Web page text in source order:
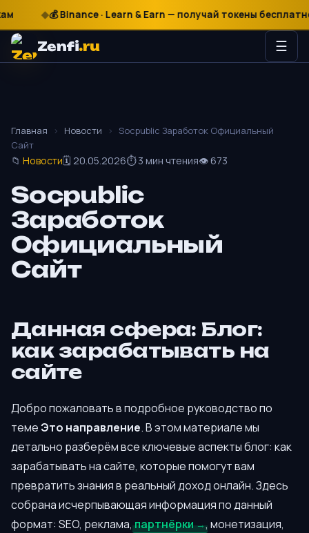
₽
$
€💰 Binance · Learn & Earn — получай токены бесплатно
Zenfi.ru ☰
Главная › Новости › Socpublic Заработок Официальный
Сайт
📁 Новости🗓 20.05.2026⏱ 3 мин чтения👁 673
Socpublic
Заработок
Официальный
Сайт
Данная сфера: Блог:
как зарабатывать на
сайте
Добро пожаловать в подробное руководство по
темеЭто направление. В этом материале мы
детально разберём все ключевые аспекты блог: как
зарабатывать на сайте, которые помогут вам
превратить знания в реальный доход онлайн. Здесь
собрана исчерпывающая информация по данный
формат: SEO, реклама,партнёрки
, монетизация,